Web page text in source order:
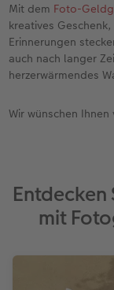
Mit dem Foto-
kreatives
Erinnerungen
auch nach langer
herzerwärmendes
Wir wünschen
mit